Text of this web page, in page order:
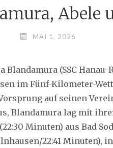
Abele
MAI 1, 2026
Blandamura (SSC
im Fünf-Kilometer-
auf seinen
Blandamura lag mit
Minuten) aus Bad
22:41 Minuten),